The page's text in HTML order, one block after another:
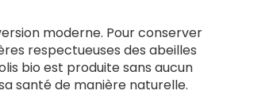
moderne. Pour conserver
respectueuses des abeilles
bio est produite sans aucun
santé de manière naturelle.